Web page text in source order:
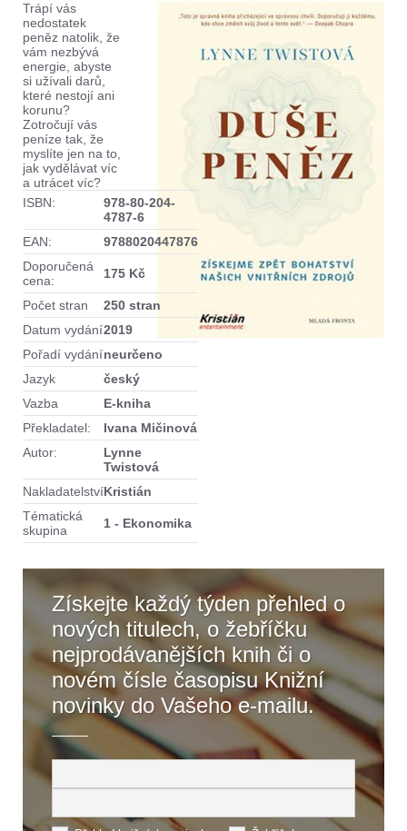
Trápí vás
nedostatek
peněz natolik, že
vám nezbývá
energie, abyste
si užívali darů,
které nestojí ani
korunu?
Zotročují vás
peníze tak, že
myslíte jen na to,
jak vydělávat víc
a utrácet víc?
ISBN:
978-80-204-
4787-6
EAN:
9788020447876
Doporučená
cena:
175 Kč
Počet stran
250 stran
Datum vydání2019
Pořadí vydáníneurčeno
Jazyk
český
Vazba
E-kniha
Překladatel:
Ivana Mičinová
Autor:
Lynne
Twistová
NakladatelstvíKristián
Tématická
skupina
1 - Ekonomika
Získejte každý týden přehled o
nových titulech, o žebříčku
nejprodávanějších knih či o
novém čísle časopisu Knižní
novinky do Vašeho e-mailu.